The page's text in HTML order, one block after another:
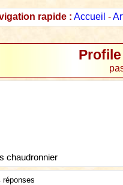
rapide : Accueil -
chaudronnier